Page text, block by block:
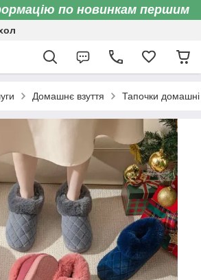
по новинкам першим
Домашнє взуття Тапочки домашні